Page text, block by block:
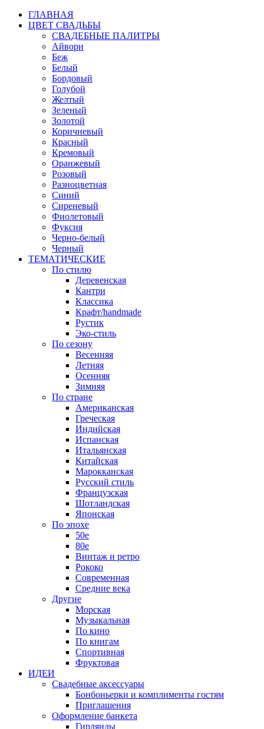
ГЛАВНАЯ
ЦВЕТ СВАДЬБЫ
СВАДЕБНЫЕ ПАЛИТРЫ
Айвори
Беж
Белый
Бордовый
Голубой
Желтый
Зеленый
Золотой
Коричневый
Красный
Кремовый
Оранжевый
Розовый
Разноцветная
Синий
Сиреневый
Фиолетовый
Фуксия
Черно-белый
Черный
ТЕМАТИЧЕСКИЕ
По стилю
Деревенская
Кантри
Классика
Крафт/handmade
Рустик
Эко-стиль
По сезону
Весенняя
Летняя
Осенняя
Зимняя
По стране
Американская
Греческая
Индийская
Испанская
Итальянская
Китайская
Марокканская
Русский стиль
Французская
Шотландская
Японская
По эпохе
50е
80е
Винтаж и ретро
Рококо
Современная
Средние века
Другие
Морская
Музыкальная
По кино
По книгам
Спортивная
Фруктовая
ИДЕИ
Свадебные аксессуары
Бонбоньерки и комплименты гостям
Приглашения
Оформление банкета
Гирлянды